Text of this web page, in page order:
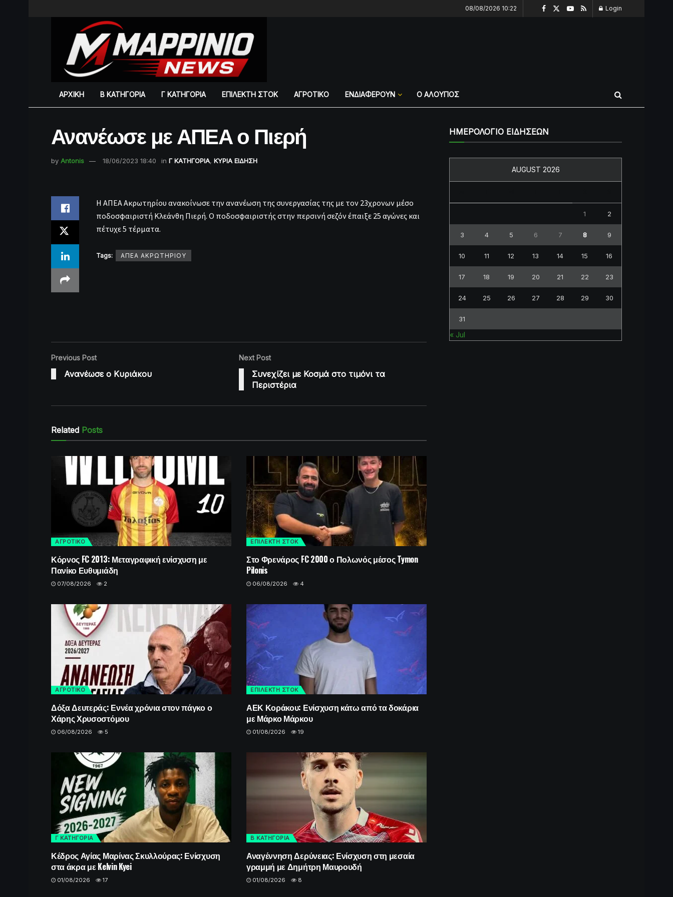
08/08/2026 10:22 Login
ΑΡΧΙΚΗ Β ΚΑΤΗΓΟΡΙΑ Γ ΚΑΤΗΓΟΡΙΑ ΕΠΙΛΕΚΤΗ ΣΤΟΚ ΑΓΡΟΤΙΚΟ ΕΝΔΙΑΦΕΡΟΥΝ Ο ΑΛΟΥΠΟΣ
Ανανέωσε με ΑΠΕΑ ο Πιερή
by Antonis 18/06/2023 18:40 in Γ ΚΑΤΗΓΟΡΙΑ, ΚΥΡΙΑ ΕΙΔΗΣΗ
Η ΑΠΕΑ Ακρωτηρίου ανακοίνωσε την ανανέωση της συνεργασίας της με τον 23χρονων μέσο
ποδοσφαιριστή Κλεάνθη Πιερή. Ο ποδοσφαιριστής στην περσινή σεζόν έπαιξε 25 αγώνες και
πέτυχε 5 τέρματα.
Tags: ΑΠΕΑ ΑΚΡΩΤΗΡΙΟΥ
Previous Post
Ανανέωσε ο Κυριάκου
Next Post
Συνεχίζει με Κοσμά στο τιμόνι τα
Περιστέρια
Related Posts
ΑΓΡΟΤΙΚΟ
Κόρνος FC 2013: Μεταγραφική ενίσχυση με
Πανίκο Ευθυμιάδη
07/08/2026 2
ΕΠΙΛΕΚΤΗ ΣΤΟΚ
Στο Φρενάρος FC 2000 ο Πολωνός μέσος Tymon
Pilonis
06/08/2026 4
ΑΓΡΟΤΙΚΟ
Δόξα Δευτεράς: Εννέα χρόνια στον πάγκο ο
Χάρης Χρυσοστόμου
06/08/2026 5
ΕΠΙΛΕΚΤΗ ΣΤΟΚ
ΑΕΚ Κοράκου: Ενίσχυση κάτω από τα δοκάρια
με Μάρκο Μάρκου
01/08/2026 19
Γ ΚΑΤΗΓΟΡΙΑ
Κέδρος Αγίας Μαρίνας Σκυλλούρας: Ενίσχυση
στα άκρα με Kelvin Kyei
01/08/2026 17
Β ΚΑΤΗΓΟΡΙΑ
Αναγέννηση Δερύνειας: Ενίσχυση στη μεσαία
γραμμή με Δημήτρη Μαυρουδή
01/08/2026 8
ΗΜΕΡΟΛΟΓΙΟ ΕΙΔΗΣΕΩΝ
AUGUST 2026
1 2
3 4 5 6 7 8 9
10 11 12 13 14 15 16
17 18 19 20 21 22 23
24 25 26 27 28 29 30
31
« Jul